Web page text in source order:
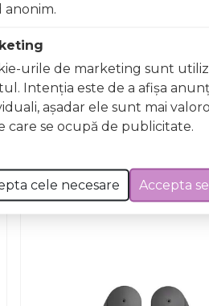
anonim.
urile de marketing sunt
Intenţia este de a afişa
aşadar ele sunt mai
care se ocupă de publicitate.
cele necesare Accepta